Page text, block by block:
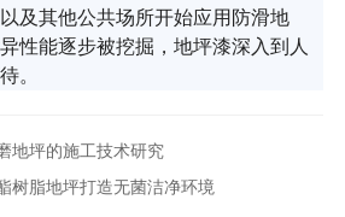
及其他公共场所开始应用防滑地
性能逐步被挖掘，地坪漆深入到人
。
地坪的施工技术研究
树脂地坪打造无菌洁净环境